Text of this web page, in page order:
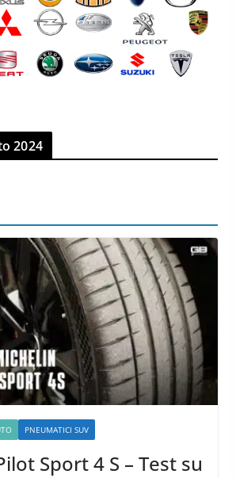
2024
PNEUMATICI SUV
Sport 4 S – Test su